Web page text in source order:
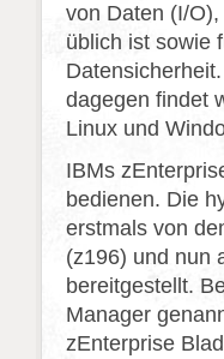
von Daten (I/
üblich ist sowie
dagegen findet
Linux und
IBMs
bedienen. Die
erstmals von
(z196) und nun
bereitgestellt.
Manager
zEnterprise